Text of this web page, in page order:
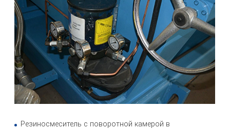
Резиносмеситель с поворотной камерой в